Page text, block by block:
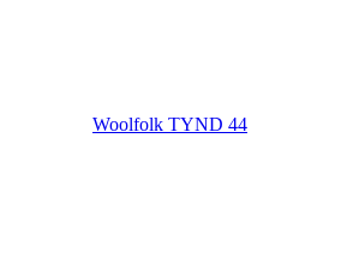
Woolfolk TYND 44